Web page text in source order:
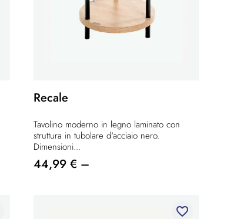
Recale
Tavolino moderno in legno laminato con
struttura in tubolare d'acciaio nero.
Dimensioni...
44,99 € –
favorite_border